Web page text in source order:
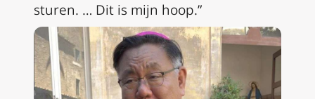
sturen. … Dit is mijn hoop.”